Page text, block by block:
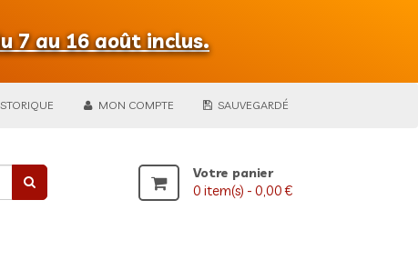
7 au 16 août inclus.
MON COMPTE SAUVEGARDÉ
Votre panier
0 item(s) - 0,00 €